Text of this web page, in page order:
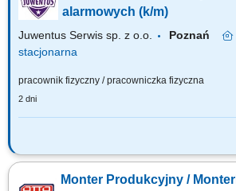
alarmowych (k/m)
Juwentus Serwis sp. z o.o. Poznań
stacjonarna
pracownik fizyczny / pracowniczka fizyczna
2 dni
Zadania przed Tobą: montaż systemów
Monter Produkcyjny /